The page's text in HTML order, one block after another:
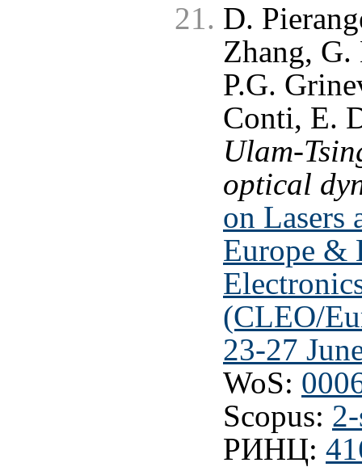
D.
Zhang, G.
P.G.
Conti, E.
Ulam-
optical
on Lasers
Europe &
(CLEO/
23-27
WoS:
Scopus:
РИНЦ: